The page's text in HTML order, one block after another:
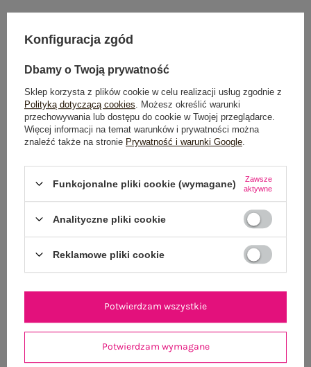
Dostawaod 7,99 zł
Do darmowej dostawy brakuje 200,00 zł
Wysyłka w poniedziałek
100 dni na zwrot
OPIS PRODUKTU
GŁÓWNE PARAMETRY
OPINIE O PRODUKCIE (120)
ZWROTY I REKLAMACJE
Konfiguracja zgód
Dbamy o Twoją prywatność
Sklep korzysta z plików cookie w celu realizacji usług zgodnie z
Polityką dotyczącą cookies . Możesz określić warunki
przechowywania lub dostępu do cookie w Twojej przeglądarce.
Więcej informacji na temat warunków i prywatności można
znaleźć także na stronie Prywatność i warunki Google
Funkcjonalne pliki cookie (wymagane) Zawsze
aktywne
Analityczne pliki cookie
Reklamowe pliki cookie
Potwierdzam wymagane
Potwierdzam wszystkie